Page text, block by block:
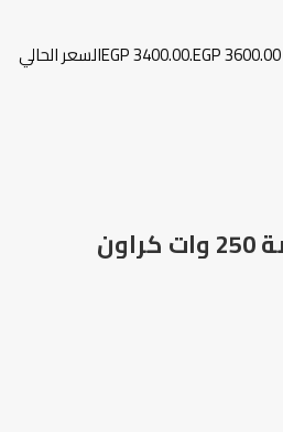
EGP3400.00
السعر الحالي